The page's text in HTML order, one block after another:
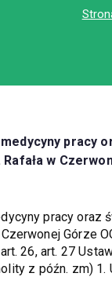
pracy
w
pracy oraz
Górze
26, art. 27
z późn. zm) 1.